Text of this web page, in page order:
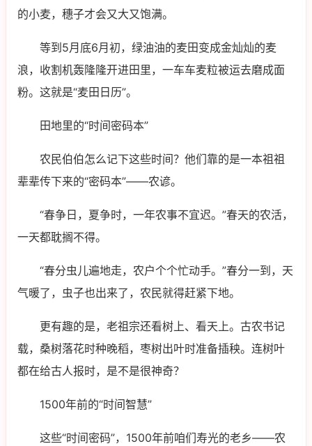
的小麦，穗子才会又大又饱满。
等到5月底6月初，绿油油的麦田变成金灿灿的麦
浪，收割机轰隆隆开进田里，一车车麦粒被运去磨成面
粉。这就是“麦田日历”。
田地里的“时间密码本”
农民伯伯怎么记下这些时间？他们靠的是一本祖祖
辈辈传下来的“密码本”——农谚。
“春争日，夏争时，一年农事不宜迟。”春天的农活，
一天都耽搁不得。
“春分虫儿遍地走，农户个个忙动手。”春分一到，天
气暖了，虫子也出来了，农民就得赶紧下地。
更有趣的是，老祖宗还看树上、看天上。古农书记
载，桑树落花时种晚稻，枣树出叶时准备插秧。连树叶
都在给古人报时，是不是很神奇？
1500年前的“时间智慧”
这些“时间密码”，1500年前咱们寿光的老乡——农